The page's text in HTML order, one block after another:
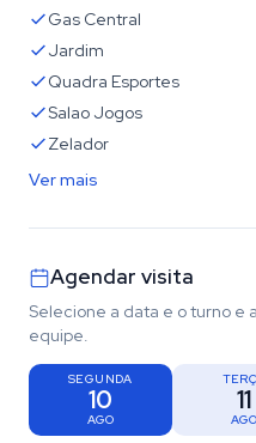
Gas Central
Jardim
Quadra Esportes
Salao Jogos
Zelador
Ver mais
Agendar visita
Selecione a data e o turno e
equipe.
SEGUNDA
10
AGO
11
AGO